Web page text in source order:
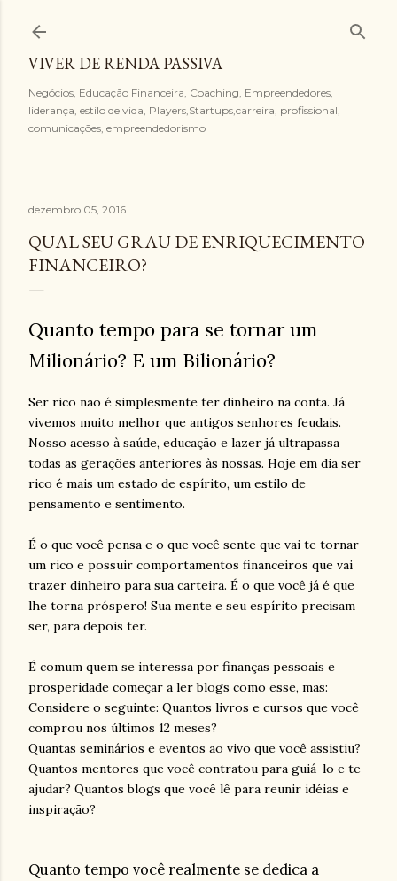
VIVER DE RENDA PASSIVA
Negócios, Educação Financeira, Coaching, Empreendedores,
liderança, estilo de vida, Players,Startups,carreira, profissional,
comunicações, empreendedorismo
dezembro 05, 2016
QUAL SEU GRAU DE ENRIQUECIMENTO
FINANCEIRO?
Quanto tempo para se tornar um
Milionário? E um Bilionário?
Ser rico não é simplesmente ter dinheiro na conta. Já
vivemos muito melhor que antigos senhores feudais.
Nosso acesso à saúde, educação e lazer já ultrapassa
todas as gerações anteriores às nossas. Hoje em dia ser
rico é mais um estado de espírito, um estilo de
pensamento e sentimento.
É o que você pensa e o que você sente que vai te tornar
um rico e possuir comportamentos financeiros que vai
trazer dinheiro para sua carteira. É o que você já é que
lhe torna próspero! Sua mente e seu espírito precisam
ser, para depois ter.
É comum quem se interessa por finanças pessoais e
prosperidade começar a ler blogs como esse, mas:
Considere o seguinte: Quantos livros e cursos que você
comprou nos últimos 12 meses?
Quantas seminários e eventos ao vivo que você assistiu?
Quantos mentores que você contratou para guiá-lo e te
ajudar? Quantos blogs que você lê para reunir idéias e
inspiração?
Quanto tempo você realmente se dedica a